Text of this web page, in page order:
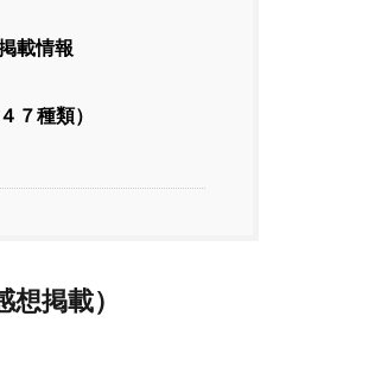
載情報
７種類）
掲載）